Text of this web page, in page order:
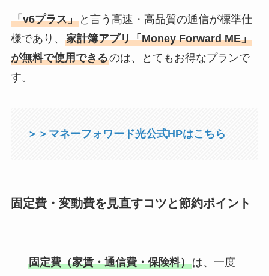
「v6プラス」と言う高速・高品質の通信が標準仕
様であり、 家計簿アプリ「Money Forward ME」
が無料で使用できるのは、とてもお得なプランで
す。
＞＞マネーフォワード光公式HPはこちら
固定費・変動費を見直すコツと節約ポイント
固定費（家賃・通信費・保険料）は、一度